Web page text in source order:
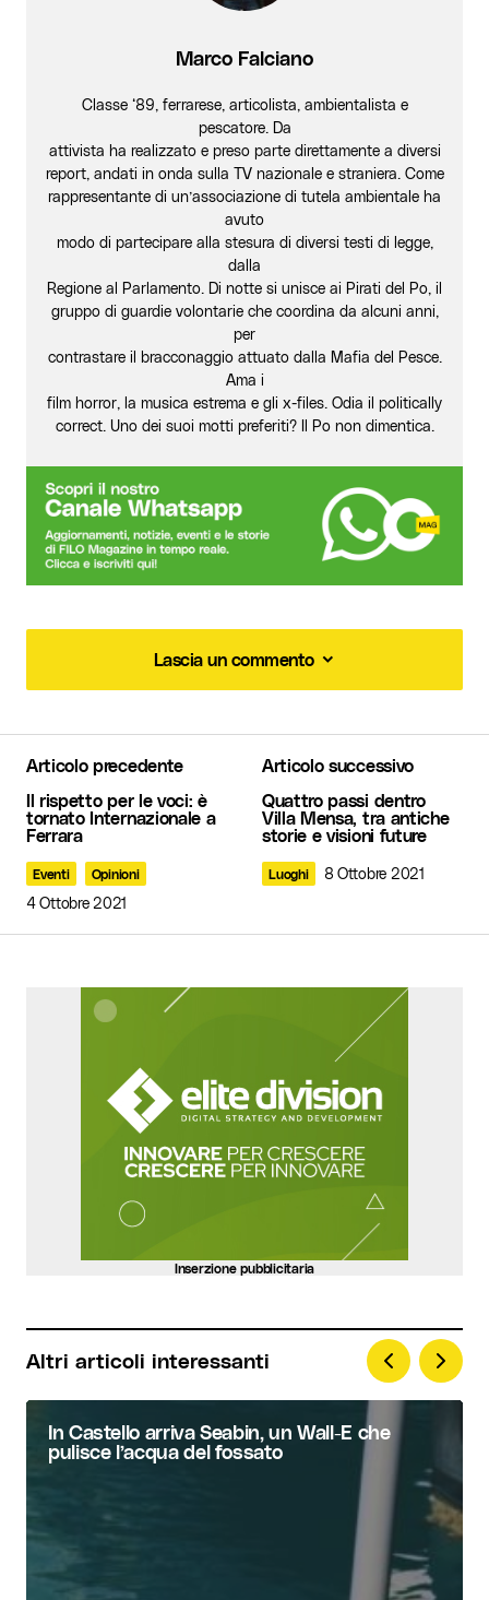
Marco Falciano
Classe ‘89, ferrarese, articolista, ambientalista e
pescatore. Da
attivista ha realizzato e preso parte direttamente a diversi
report, andati in onda sulla TV nazionale e straniera. Come
rappresentante di un’associazione di tutela ambientale ha
avuto
modo di partecipare alla stesura di diversi testi di legge,
dalla
Regione al Parlamento. Di notte si unisce ai Pirati del Po, il
gruppo di guardie volontarie che coordina da alcuni anni,
per
contrastare il bracconaggio attuato dalla Mafia del Pesce.
Ama i
film horror, la musica estrema e gli x-files. Odia il politically
correct. Uno dei suoi motti preferiti? Il Po non dimentica.
Lascia un commento
Il tuo indirizzo email non sarà pubblicato. I
campi obbligatori sono contrassegnati*
Commento*
Your Name
Your E-mail*
Invia commento
Articolo precedente
Il rispetto per le voci: è
tornato Internazionale a
Ferrara
Eventi Opinioni
4 Ottobre 2021
Articolo successivo
Quattro passi dentro
Villa Mensa, tra antiche
storie e visioni future
Luoghi 8 Ottobre 2021
Inserzione pubblicitaria
Altri articoli interessanti
In Castello arriva Seabin, un Wall-E che
pulisce l’acqua del fossato